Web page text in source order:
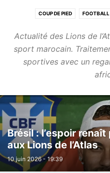
COUP DE PIED
Actualité des Lions de
sport marocain.
sportives avec un
Brésil : l’espoir
aux Lions de l’Atlas
10 juin 2026 - 19:39